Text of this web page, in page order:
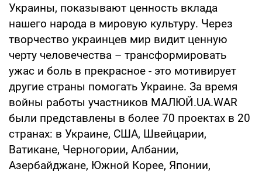
Украины, показывают ценность вклада
нашего народа в мировую культуру. Через
творчество украинцев мир видит ценную
черту человечества – трансформировать
ужас и боль в прекрасное - это мотивирует
другие страны помогать Украине. За время
войны работы участников МАЛЮЙ.UA.WAR
были представлены в более 70 проектах в 20
странах: в Украине, США, Швейцарии,
Ватикане, Черногории, Албании,
Азербайджане, Южной Корее, Японии,